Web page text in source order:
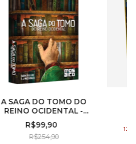
A SAGA DO TOMO DO
REINO OCIDENTAL -
EXPANSÃO
R$99,90
R$254,90
12